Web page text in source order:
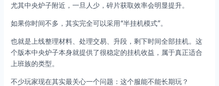
尤其中央炉子附近，一旦人少，碎片获取效率会明显提升。
如果你时间不多，其实完全可以采用“半挂机模式”。
也就是上线整理材料、处理交易、升段，剩下时间全部挂机。这
个版本中央炉子本身就提供了很稳定的挂机收益，属于真正适合
上班族的类型。
不少玩家现在其实最关心一个问题：这个服能不能长期玩？